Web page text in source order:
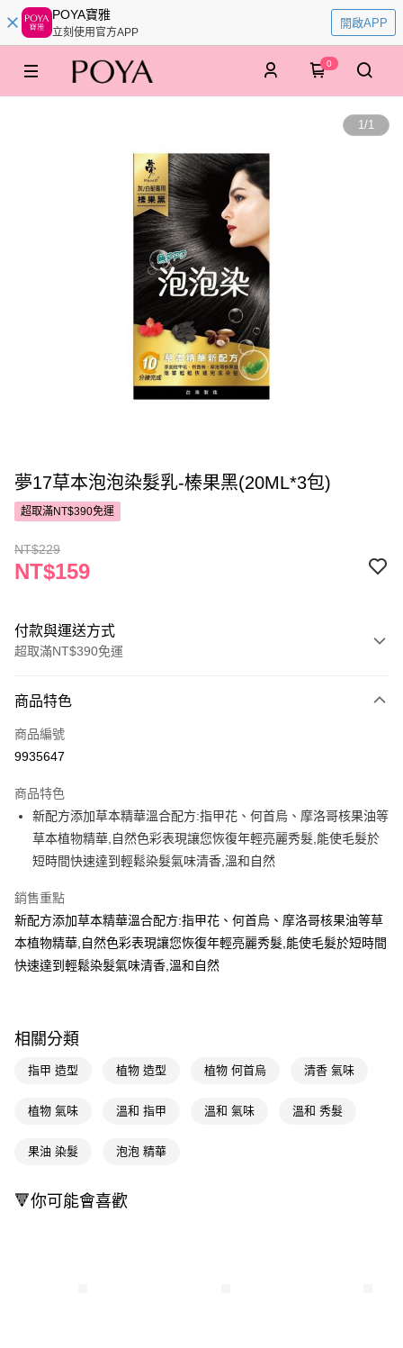
POYA寶雅
立刻使用官方APP
開啟APP
0
1/1
夢17草本泡泡染髮乳-榛果黑(20ML*3包)
超取滿NT$390免運
NT$229
NT$159
付款與運送方式
超取滿NT$390免運
POYA支付
信用卡一次付款
LINE Pay
Apple Pay
悠遊付
Google Pay
AFTEE先享後付是「在收到商品之後才付款」的支付方式。 讓您購物簡單
１．簡單：不需註冊會員、不需綁卡、不需儲值。
１．於結帳方式選擇「AFTEE先享後付」後，將跳轉至「AFTEE先享後付」
３．收到繳費通知簡訊後14天內，點擊此簡訊中的連結，可透過四大超商／
即享券
運送方式
全家取貨付款
每筆NT$65，滿NT$390(含以上)免運費
商品特色
商品編號
9935647
商品特色
新配方添加草本精華溫合配方:指甲花、何首烏、摩洛哥核果油等
草本植物精華,自然色彩表現讓您恢復年輕亮麗秀髮,能使毛髮於
短時間快速達到輕鬆染髮氣味清香,溫和自然
銷售重點
新配方添加草本精華溫合配方:指甲花、何首烏、摩洛哥核果油等草
本植物精華,自然色彩表現讓您恢復年輕亮麗秀髮,能使毛髮於短時間
快速達到輕鬆染髮氣味清香,溫和自然
相關分類
指甲 造型 植物 造型 植物 何首烏 清香 氣味
植物 氣味 溫和 指甲 溫和 氣味 溫和 秀髮
果油 染髮 泡泡 精華
🔻你可能會喜歡